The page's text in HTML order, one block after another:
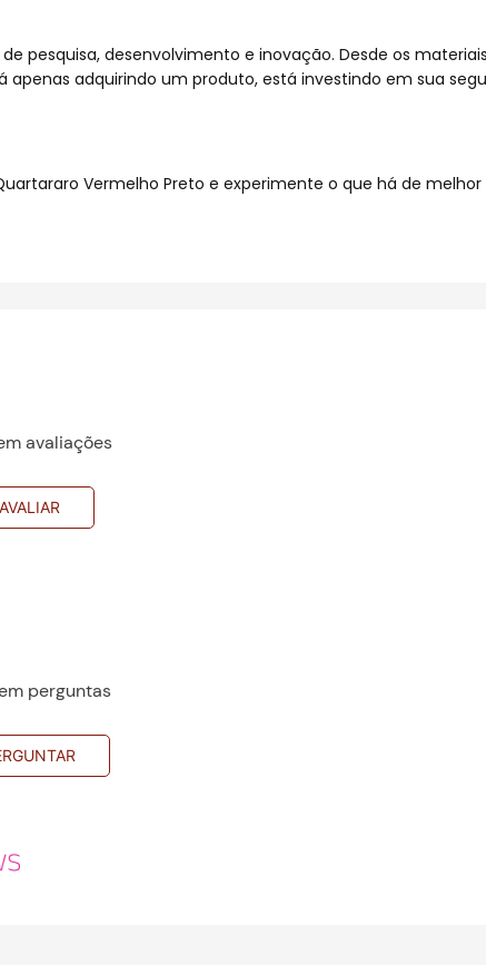
pesquisa, desenvolvimento e inovação. Desde os
adquirindo um produto, está investindo em sua
Vermelho Preto e experimente o que há de
avaliações
perguntas